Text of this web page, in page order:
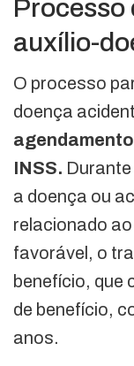
Processo
auxílio-
O processo
doença
INSS.
a doença ou
relacionado
favorável, o
benefício, que
de benefício,
anos.